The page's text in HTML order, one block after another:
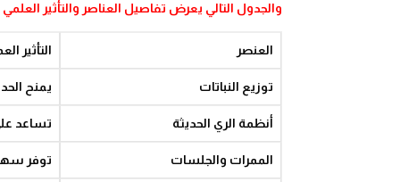
والجدول التالي يعرض تفاصيل العناصر والتأثير العلمي
العنصر التأثير
توزيع النباتات يمنح
أنظمة الري الحديثة تساعد
الممرات والجلسات توفر